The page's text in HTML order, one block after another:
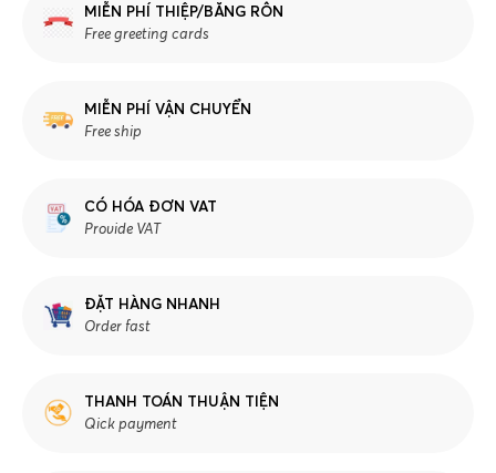
MIỄN PHÍ THIỆP/BĂNG RÔN
Free greeting cards
MIỄN PHÍ VẬN CHUYỂN
Free ship
CÓ HÓA ĐƠN VAT
Provide VAT
ĐẶT HÀNG NHANH
Order fast
THANH TOÁN THUẬN TIỆN
Qick payment